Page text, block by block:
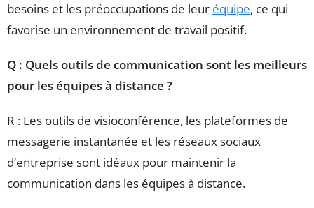
besoins et les préoccupations de leur équipe, ce qui
favorise un environnement de travail positif.
Q : Quels outils de communication sont les meilleurs
pour les équipes à distance ?
R : Les outils de visioconférence, les plateformes de
messagerie instantanée et les réseaux sociaux
d’entreprise sont idéaux pour maintenir la
communication dans les équipes à distance.